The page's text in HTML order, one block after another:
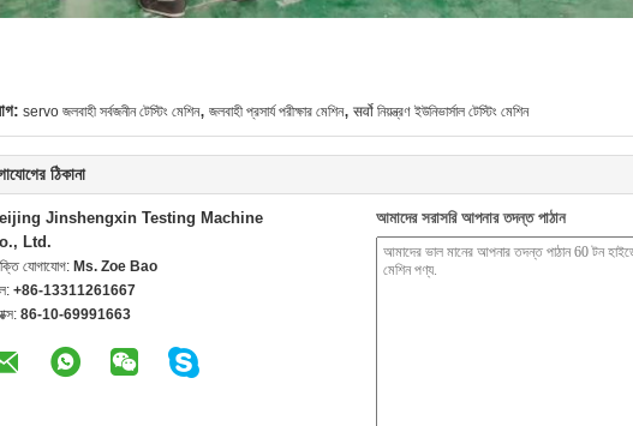
servo জলবাহী সর্বজনীন টেস্টিং মেশিন, জলবাহী প্রসার্য পরীক্ষার মেশিন, सर्वो নিয়ন্ত্রণ ইউনিভার্সাল টেস্টিং মেশিন
ঠিকানা
Jinshengxin Testing Machine
Ltd.
যোগাযোগ: Ms. Zoe Bao
+86-13311261667
86-10-69991663
আমাদের সরাসরি আপনার তদন্ত পাঠান